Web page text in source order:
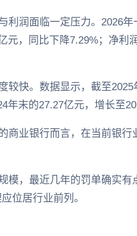
利润面临一定压力。2026
元，同比下降7.29%；净利
较快。数据显示，截至
末的27.27亿元，增长至
业银行而言，在当前银行
，最近几年的罚单确实有
位居行业前列。